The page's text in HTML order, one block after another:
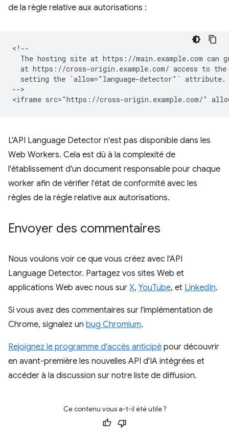
de la règle relative aux autorisations :
<!--
The hosting site at https://main.example.com can
at https://cross-origin.example.com/ access to
  setting the `allow="language-detector"` attribute.
-->
L'API Language Detector n'est pas disponible dans les
Web Workers. Cela est dû à la complexité de
l'établissement d'un document responsable pour chaque
worker afin de vérifier l'état de conformité avec les
règles de la règle relative aux autorisations.
Envoyer des commentaires
Nous voulons voir ce que vous créez avec l'API
Language Detector. Partagez vos sites Web et
applications Web avec nous sur X, YouTube, et LinkedIn.
Si vous avez des commentaires sur l'implémentation de
Chrome, signalez un bug Chromium.
Rejoignez le programme d'accès anticipé pour découvrir
en avant-première les nouvelles API d'IA intégrées et
accéder à la discussion sur notre liste de diffusion.
Ce contenu vous a-t-il été utile ?